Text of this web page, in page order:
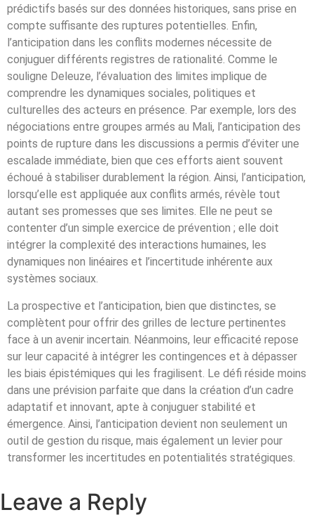
prédictifs basés sur des données historiques, sans prise en
compte suffisante des ruptures potentielles. Enfin,
l’anticipation dans les conflits modernes nécessite de
conjuguer différents registres de rationalité. Comme le
souligne Deleuze, l’évaluation des limites implique de
comprendre les dynamiques sociales, politiques et
culturelles des acteurs en présence. Par exemple, lors des
négociations entre groupes armés au Mali, l’anticipation des
points de rupture dans les discussions a permis d’éviter une
escalade immédiate, bien que ces efforts aient souvent
échoué à stabiliser durablement la région. Ainsi, l’anticipation,
lorsqu’elle est appliquée aux conflits armés, révèle tout
autant ses promesses que ses limites. Elle ne peut se
contenter d’un simple exercice de prévention ; elle doit
intégrer la complexité des interactions humaines, les
dynamiques non linéaires et l’incertitude inhérente aux
systèmes sociaux.
La prospective et l’anticipation, bien que distinctes, se
complètent pour offrir des grilles de lecture pertinentes
face à un avenir incertain. Néanmoins, leur efficacité repose
sur leur capacité à intégrer les contingences et à dépasser
les biais épistémiques qui les fragilisent. Le défi réside moins
dans une prévision parfaite que dans la création d’un cadre
adaptatif et innovant, apte à conjuguer stabilité et
émergence. Ainsi, l’anticipation devient non seulement un
outil de gestion du risque, mais également un levier pour
transformer les incertitudes en potentialités stratégiques.
Leave a Reply